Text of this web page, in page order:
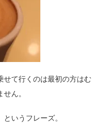
せて行くのは最初の方はむ
ん。
いうフレーズ。